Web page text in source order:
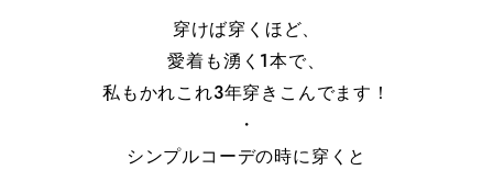
穿けば穿くほど、
愛着も湧く1本で、
私もかれこれ3年穿きこんでます！
・
シンプルコーデの時に穿くと